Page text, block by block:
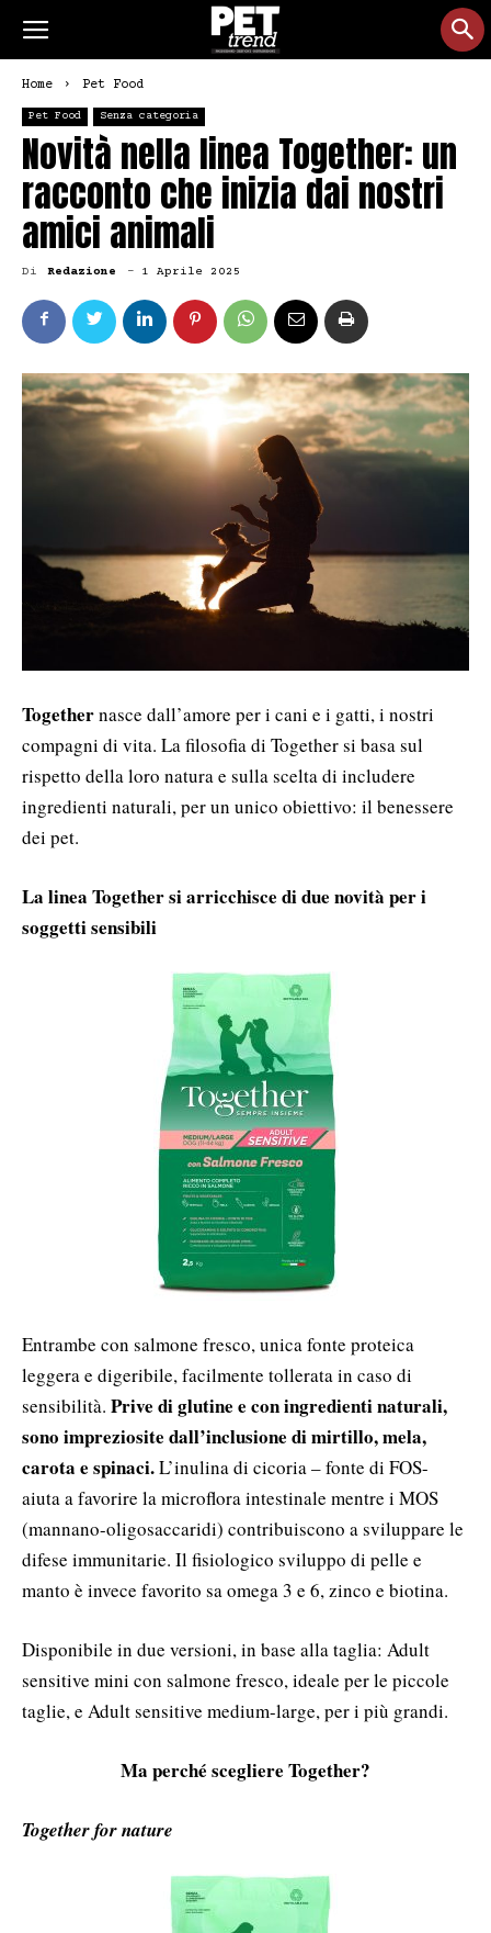
Home Pet Food
Pet Food Senza categoria
Novità nella linea Together: un
racconto che inizia dai nostri
amici animali
Di Redazione - 1 Aprile 2025
Togethernasce dall’amore per i cani e i gatti, i nostri
compagni di vita. La filosofia di Together si basa sul
rispetto della loro natura e sulla scelta di includere
ingredienti naturali, per un unico obiettivo: il benessere
dei pet.
La linea Together si arricchisce di due novità per i
soggetti sensibili
Entrambe con salmone fresco, unica fonte proteica
leggera e digeribile, facilmente tollerata in caso di
sensibilità. Prive di glutine e con ingredienti naturali,
sono impreziosite dall’inclusione di mirtillo, mela,
carota e spinaci.L’inulina di cicoria – fonte di FOS-
aiuta a favorire la microflora intestinale mentre i MOS
(mannano-oligosaccaridi) contribuiscono a sviluppare le
difese immunitarie. Il fisiologico sviluppo di pelle e
manto è invece favorito sa omega 3 e 6, zinco e biotina.
Disponibile in due versioni, in base alla taglia: Adult
sensitive mini con salmone fresco, ideale per le piccole
taglie, e Adult sensitive medium-large, per i più grandi.
Ma perché scegliere Together?
Together for nature